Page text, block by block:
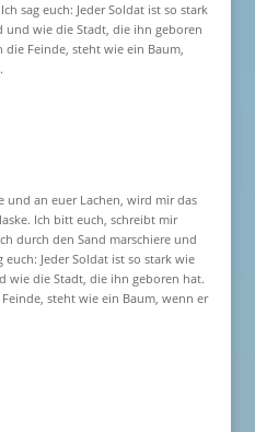
sag euch: Jeder Soldat ist so stark
wie die Stadt, die ihn geboren
die Feinde, steht wie ein Baum,
und an euer Lachen, wird mir das
Ich bitt euch, schreibt mir
durch den Sand marschiere und
euch: Jeder Soldat ist so stark wie
wie die Stadt, die ihn geboren hat.
steht wie ein Baum, wenn er